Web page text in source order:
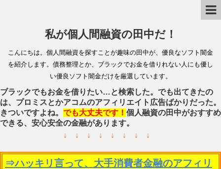
私が個人間融資の田中だ！
こんにちは。個人間融資を探すことが趣味の田中が、優良なソフト闇金
を紹介します。債務整理とか、ブラックでお金を借りれない人にも優し
い優良ソフト闇金だけを厳選しています。
ブラックでもお金を借りたい…と検索した。でも出てきたの
は、プロミスとかアコムのアフィリエイト広告ばかりだった。
きついですよね。 でも大丈夫です！ 個人融資の田中がおすすめ
できる、安心安全の金融があります。
↓ ↓ ↓ ↓ ↓ ↓ ↓ ↓
⇒ハッキリ言って、大手消費者金融のアフィリ